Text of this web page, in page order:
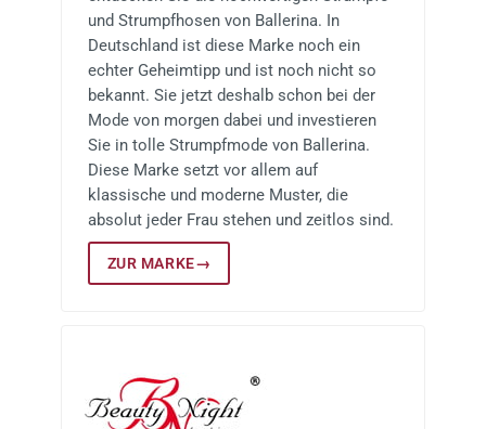
und Strumpfhosen von Ballerina. In
Deutschland ist diese Marke noch ein
echter Geheimtipp und ist noch nicht so
bekannt. Sie jetzt deshalb schon bei der
Mode von morgen dabei und investieren
Sie in tolle Strumpfmode von Ballerina.
Diese Marke setzt vor allem auf
klassische und moderne Muster, die
absolut jeder Frau stehen und zeitlos sind.
ZUR MARKE→